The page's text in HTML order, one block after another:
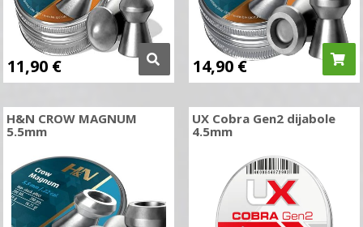
11,90 € 14,90 €
H&N CROW MAGNUM
5.5mm
UX Cobra Gen2 dijabole
4.5mm